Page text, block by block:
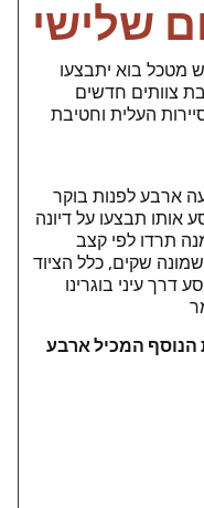
שלישי
מטכל בוא יתבצעו
צוותים חדשים
העלית וחטיבת
ארבע לפנות בוקר
תבצעו על דיונה
תרדו לפי קצב
שקים, כלל הציוד
דרך עיני בוגרינו
הנוסף המכיל ארבע